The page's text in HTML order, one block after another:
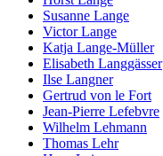
Susanne Lange
Victor Lange
Katja Lange-Müller
Elisabeth Langgässer
Ilse Langner
Gertrud von le Fort
Jean-Pierre Lefebvre
Wilhelm Lehmann
Thomas Lehr